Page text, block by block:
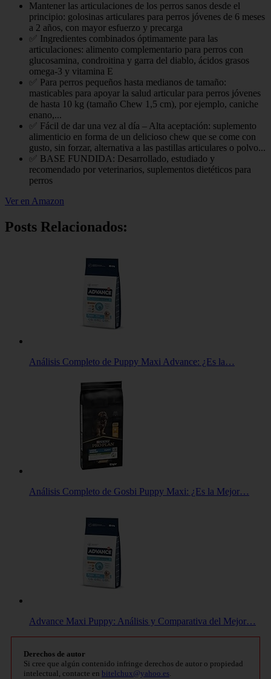
Mantener las articulaciones de los perros sanos desde el
principio: golosinas articulares para perros jóvenes de 6 meses
a 2 años, con mayor esfuerzo y precarga
✅ Ingredientes combinados óptimamente para las
articulaciones: alimento complementario para perros con
glucosamina, condroitina y garra del diablo, ácidos grasos
omega-3 y vitamina E
✅ Para perros pequeños hasta medianos de tamaño:
masticables para apoyar la salud articular para perros jóvenes
de hasta 10 kg (tamaño Chew 1,5 cm), por ejemplo, caniche
enano,...
✅ Fácil de dar una vez al día – Alta aceptación: suplemento
alimenticio en forma de un delicioso chew que se come con
gusto, sin forzar, alternativa a las pastillas articulares o polvo...
✅ BASE FUNDIDA: Desarrollado, estudiado y
recomendado por veterinarios, suplementos dietéticos para
perros
Ver en Amazon
Posts Relacionados:
Análisis Completo de Puppy Maxi Advance: ¿Es la…
Análisis Completo de Gosbi Puppy Maxi: ¿Es la Mejor…
Advance Maxi Puppy: Análisis y Comparativa del Mejor…
Derechos de autor
Si cree que algún contenido infringe derechos de autor o propiedad
intelectual, contacte en bitelchux@yahoo.es.